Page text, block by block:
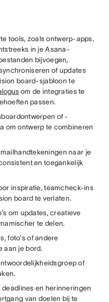
tools, zoals ontwerp-apps,
in je Asana-
bijvoegen,
of updates
board-sjabloon te
om de integraties te
passen.
of -
om ontwerp te combineren
naar je
en toegankelijk
inspiratie, teamcheck-ins
board te verlaten.
om updates, creatieve
te delen.
foto's of andere
aan je bord.
of
en herinneringen
van doelen bij te